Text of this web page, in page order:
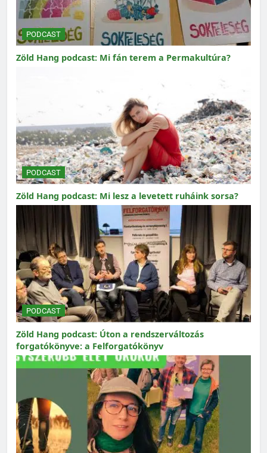
PODCAST
Zöld Hang podcast: Mi fán terem a Permakultúra?
PODCAST
Zöld Hang podcast: Mi lesz a levetett ruháink sorsa?
PODCAST
Zöld Hang podcast: Úton a rendszerváltozás
forgatókönyve: a Felforgatókönyv